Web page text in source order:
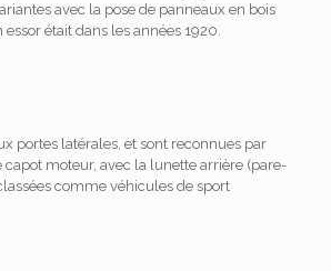
avec la pose de panneaux en bois
essor était dans les années 1920.
portes latérales, et sont reconnues par
capot moteur, avec la lunette arrière (pare-
comme véhicules de sport